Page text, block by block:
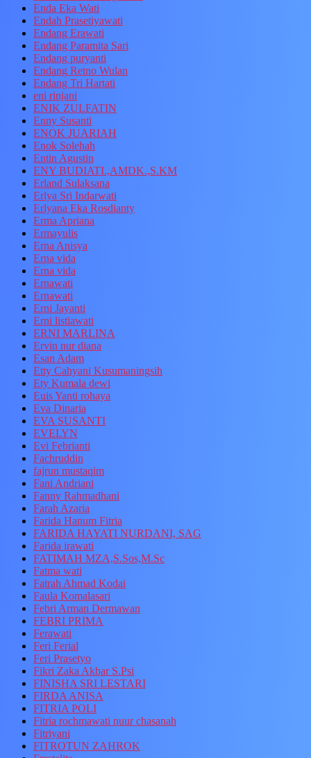
Enda Eka Wati
Endah Prasetiyawati
Endang Erawati
Endang Paramita Sari
Endang puryanti
Endang Retno Wulan
Endang Tri Hartati
eni rinjani
ENIK ZULFATIN
Enny Susanti
ENOK JUARIAH
Enok Solehah
Entin Agustin
ENY BUDIATI.,AMDK.,S.KM
Erland Sulaksana
Erlya Sri Indarwati
Erlyana Eka Rosdianty
Erma Apriana
Ermayulis
Erna Anisya
Erna vida
Erna vida
Ernawati
Ernawati
Erni Jayanti
Erni listiawati
ERNI MARLINA
Ervin nur diana
Esan Adam
Etty Cahyani Kusumaningsih
Ety Kumala dewi
Euis Yanti rohaya
Eva Dinaria
EVA SUSANTI
EVELYN
Evi Febrianti
Fachruddin
fajrun mustaqim
Fani Andriani
Fanny Rahmadhani
Farah Azaria
Farida Hanum Fitria
FARIDA HAYATI NURDANI, SAG
Farida irawati
FATIMAH MZA,S.Sos,M.Sc
Fatma wati
Fatrah Ahmad Kodai
Faula Komalasari
Febri Arman Dermawan
FEBRI PRIMA
Ferawati
Feri Ferial
Feri Prasetyo
Fikri Zaka Akbar S.Psi
FINISHA SRI LESTARI
FIRDA ANISA
FITRIA POLI
Fitria rochmawati nuur chasanah
Fitriyani
FITROTUN ZAHROK